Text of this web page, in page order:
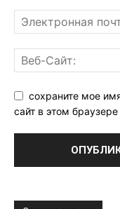
сохраните мое
сайт в этом